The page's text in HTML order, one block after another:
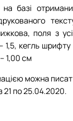
на базі
поля з
1,5, кегль шрифту
1,00 см
можна
21 по 25.04.2020.